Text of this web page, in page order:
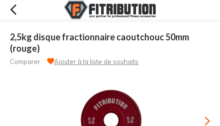
2,5kg disque fractionnaire caoutchouc 50mm
(rouge)
Comparer Ajouter à la liste de souhaits